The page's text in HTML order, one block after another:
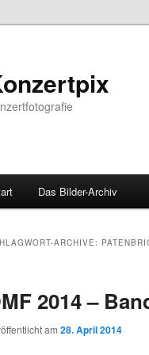
Das Bilder-Archiv
ARCHIVE:
2014 –
am 28. April 2014